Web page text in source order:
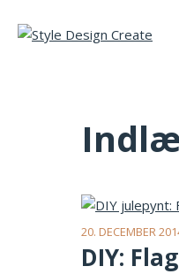
20. DECEMBER
DIY: